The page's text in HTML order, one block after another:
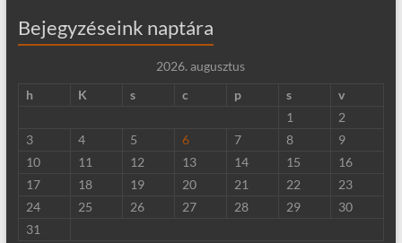
Bejegyzéseink naptára
2026. augusztus
h
K s c p s
v
1
2
3
4 5 6 7 8
9
10
11 12 13 14 15
16
17
18 19 20 21 22
23
24
25 26 27 28 29
30
31